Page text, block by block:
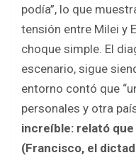
podía”, lo que
tensión entre Milei y
choque simple. El
escenario, sigue
entorno contó que
personales y otra
increíble: relató
(Francisco, el